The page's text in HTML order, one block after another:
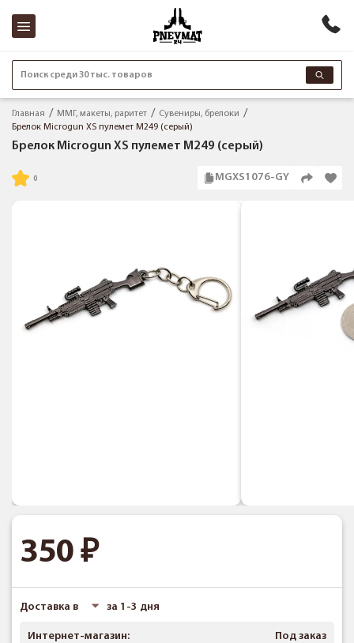
Поиск среди 30 тыс. товаров
Главная ММГ, макеты, раритет
Сувениры, брелоки
Брелок Microgun XS пулемет M249 (серый)
Брелок Microgun XS пулемет M249 (серый)
MGXS1076-GY
350
Доставка в за 1-3 дня
Интернет-магазин: Под заказ